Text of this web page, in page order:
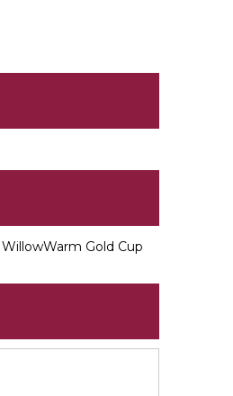
Gold Cup